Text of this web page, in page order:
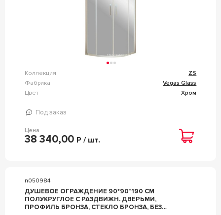
Коллекция
ZS
Фабрика
Vegas Glass
Цвет
Хром
Под заказ
Цена
38 340,00 Р / шт.
n050984
ДУШЕВОЕ ОГРАЖДЕНИЕ 90*90*190 СМ
ПОЛУКРУГЛОЕ С РАЗДВИЖН. ДВЕРЬМИ,
ПРОФИЛЬ БРОНЗА, СТЕКЛО БРОНЗА, БЕЗ